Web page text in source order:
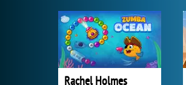
Rachel Holmes